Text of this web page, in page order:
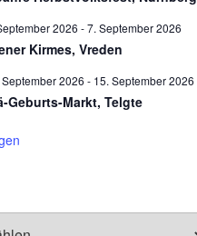
2026 -7. September 2026
Kirmes, Vreden
September 2026 - 15. September 2026
Geburts-Markt, Telgte